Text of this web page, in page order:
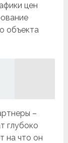
цен
объекта
–
глубоко
на что он